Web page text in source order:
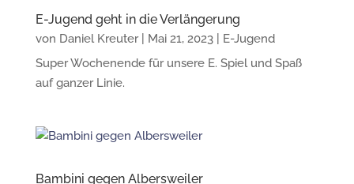
E-Jugend geht in die Verlängerung
von Daniel Kreuter| Mai 21, 2023| E-Jugend
Super Wochenende für unsere E. Spiel und Spaß
auf ganzer Linie.
Bambini gegen Albersweiler